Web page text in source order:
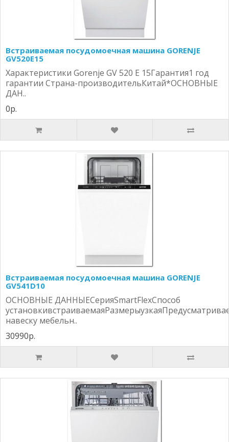
Встраиваемая посудомоечная машина GORENJE
GV520E15
Характеристики Gorenje GV 520 E 15Гарантия1 год
гарантии Страна-производительКитай*ОСНОВНЫЕ
ДАН..
0р.
Встраиваемая посудомоечная машина GORENJE
GV541D10
ОСНОВНЫЕ ДАННЫЕСерияSmartFlexСпособ
навеску мебельн..
30990р.